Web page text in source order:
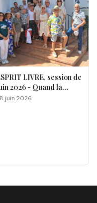
LIVRE, session de
2026 - Quand la
opère !
juin 2026